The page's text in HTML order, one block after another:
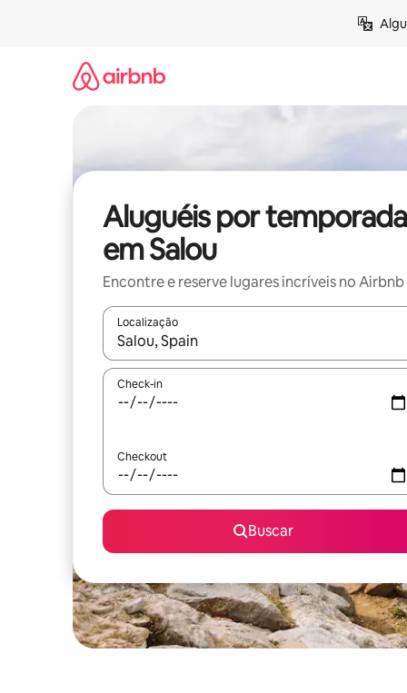
Aluguéis por temporada
em Salou
Encontre e reserve lugares incríveis no Airbnb
Localização
Quando os resultados estiverem disponíveis,
Check-in
Checkout
Buscar